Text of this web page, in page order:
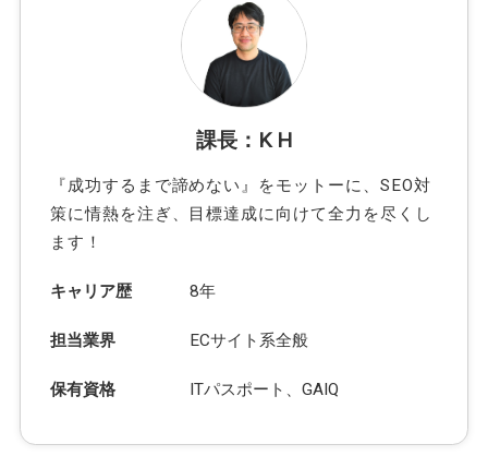
課長：K H
『成功するまで諦めない』をモットーに、SEO対
策に情熱を注ぎ、目標達成に向けて全力を尽くし
ます！
キャリア歴 8年
担当業界 ECサイト系全般
保有資格 ITパスポート、GAIQ